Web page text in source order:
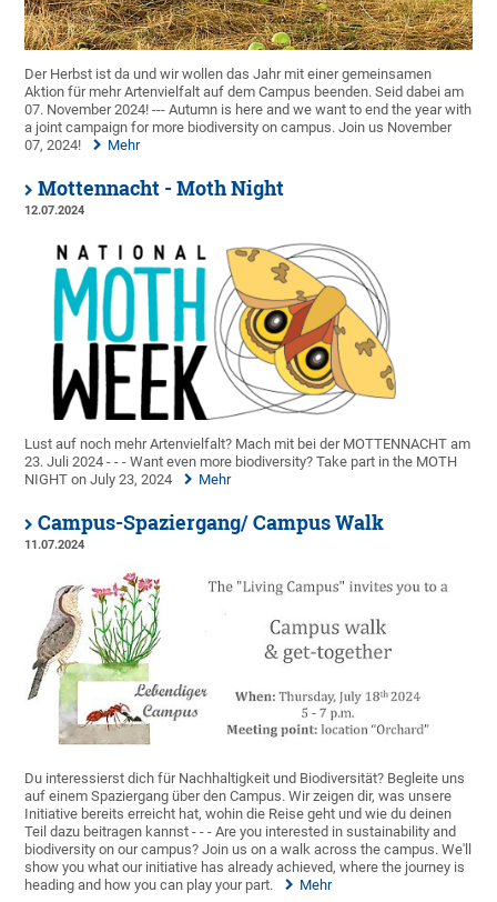
Der Herbst ist da und wir wollen das Jahr mit einer gemeinsamen
Aktion für mehr Artenvielfalt auf dem Campus beenden. Seid dabei am
07. November 2024! --- Autumn is here and we want to end the year with
a joint campaign for more biodiversity on campus. Join us November
07, 2024!
Mehr
Mottennacht - Moth Night
12.07.2024
Lust auf noch mehr Artenvielfalt? Mach mit bei der MOTTENNACHT am
23. Juli 2024 - - - Want even more biodiversity? Take part in the MOTH
NIGHT on July 23, 2024
Mehr
Campus-Spaziergang/ Campus Walk
11.07.2024
Du interessierst dich für Nachhaltigkeit und Biodiversität? Begleite uns
auf einem Spaziergang über den Campus. Wir zeigen dir, was unsere
Initiative bereits erreicht hat, wohin die Reise geht und wie du deinen
Teil dazu beitragen kannst - - - Are you interested in sustainability and
biodiversity on our campus? Join us on a walk across the campus. We'll
show you what our initiative has already achieved, where the journey is
heading and how you can play your part.
Mehr